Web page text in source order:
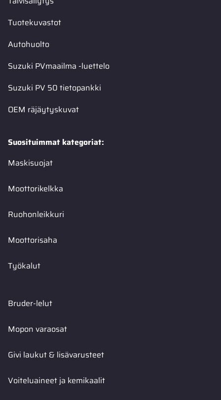
Tuotekuvastot
Autohuolto
Suzuki PVmaailma -luettelo
Suzuki PV 50 tietopankki
OEM räjäytyskuvat
Suosituimmat kategoriat:
Maskisuojat
Moottorikelkka
Ruohonleikkuri
Moottorisaha
Työkalut
Bruder-lelut
Mopon varaosat
Givi laukut & lisävarusteet
Voiteluaineet ja kemikaalit